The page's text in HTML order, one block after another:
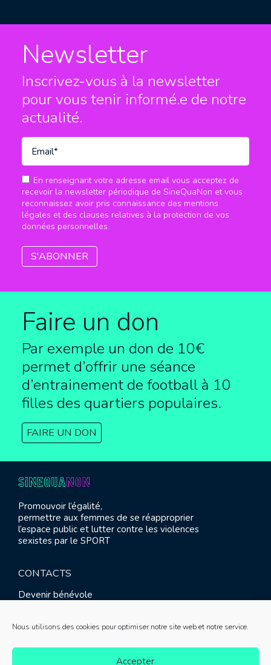
Nous utilisons des cookies pour optimiser notre site web et notre service.
Accepter
Newsletter
Inscrivez-vous à la newsletter
pour vous tenir informé.e de notre
actualité.
En renseignant votre adresse email vous acceptez de
recevoir la newsletter périodique de SineQuaNon et vous
reconnaissez avoir pris connaissance des mentions
légales et des clauses relatives à la protection de vos
données personnelles.
Faire un don
Par exemple un don de 10€
permet d’offrir une séance
d’entrainement de football à 10
filles des quartiers populaires.
FAIRE UN DON
Promouvoir l’égalité,
permettre aux femmes de se réapproprier
l’espace public et lutter contre les violences
sexistes par le SPORT
CONTACTS
Devenir bénévole
Contact